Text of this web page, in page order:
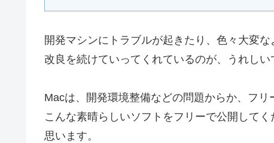
開発マシンにトラブルが起きたり、色々大変
改良を続けていってくれているのが、うれしい
Macは、開発環境整備などの問題からか、フリ
こんな素晴らしいソフトをフリーで公開して
思います。